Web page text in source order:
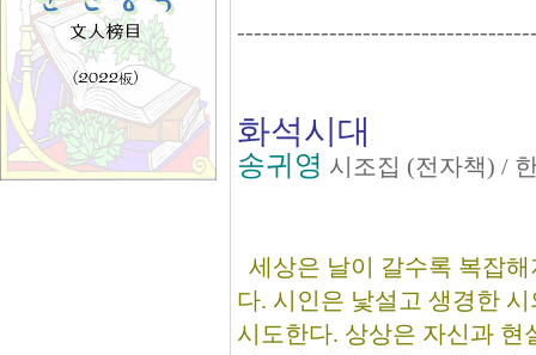
화석시대
송귀영 시조집 (전자책) /
세상은 날이 갈수록 복잡
다. 시인은 낯설고 생경한
시도한다. 상상은 자신과